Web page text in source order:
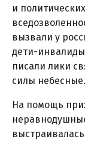
и
вызвали у
дети-
писали лики
силы небесные.
На помощь